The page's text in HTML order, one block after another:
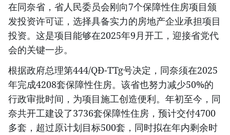
在同奈省，省人民委员会刚向7个保障性住房项目颁
发投资许可证，选择具备实力的房地产企业承担项目
投资。这是项目能够在2025年9月开工，迎接省党代
会的关键一步。
根据政府总理第444/QĐ-TTg号决定，同奈须在2025
年完成4208套保障性住房。该省也努力减少50%的
行政审批时间，为项目施工创造便利。年初至今，同
奈共开工建设了3736套保障性住房，预计交付4700
多套，超过原计划目标500套，同时拟在年内剩余时